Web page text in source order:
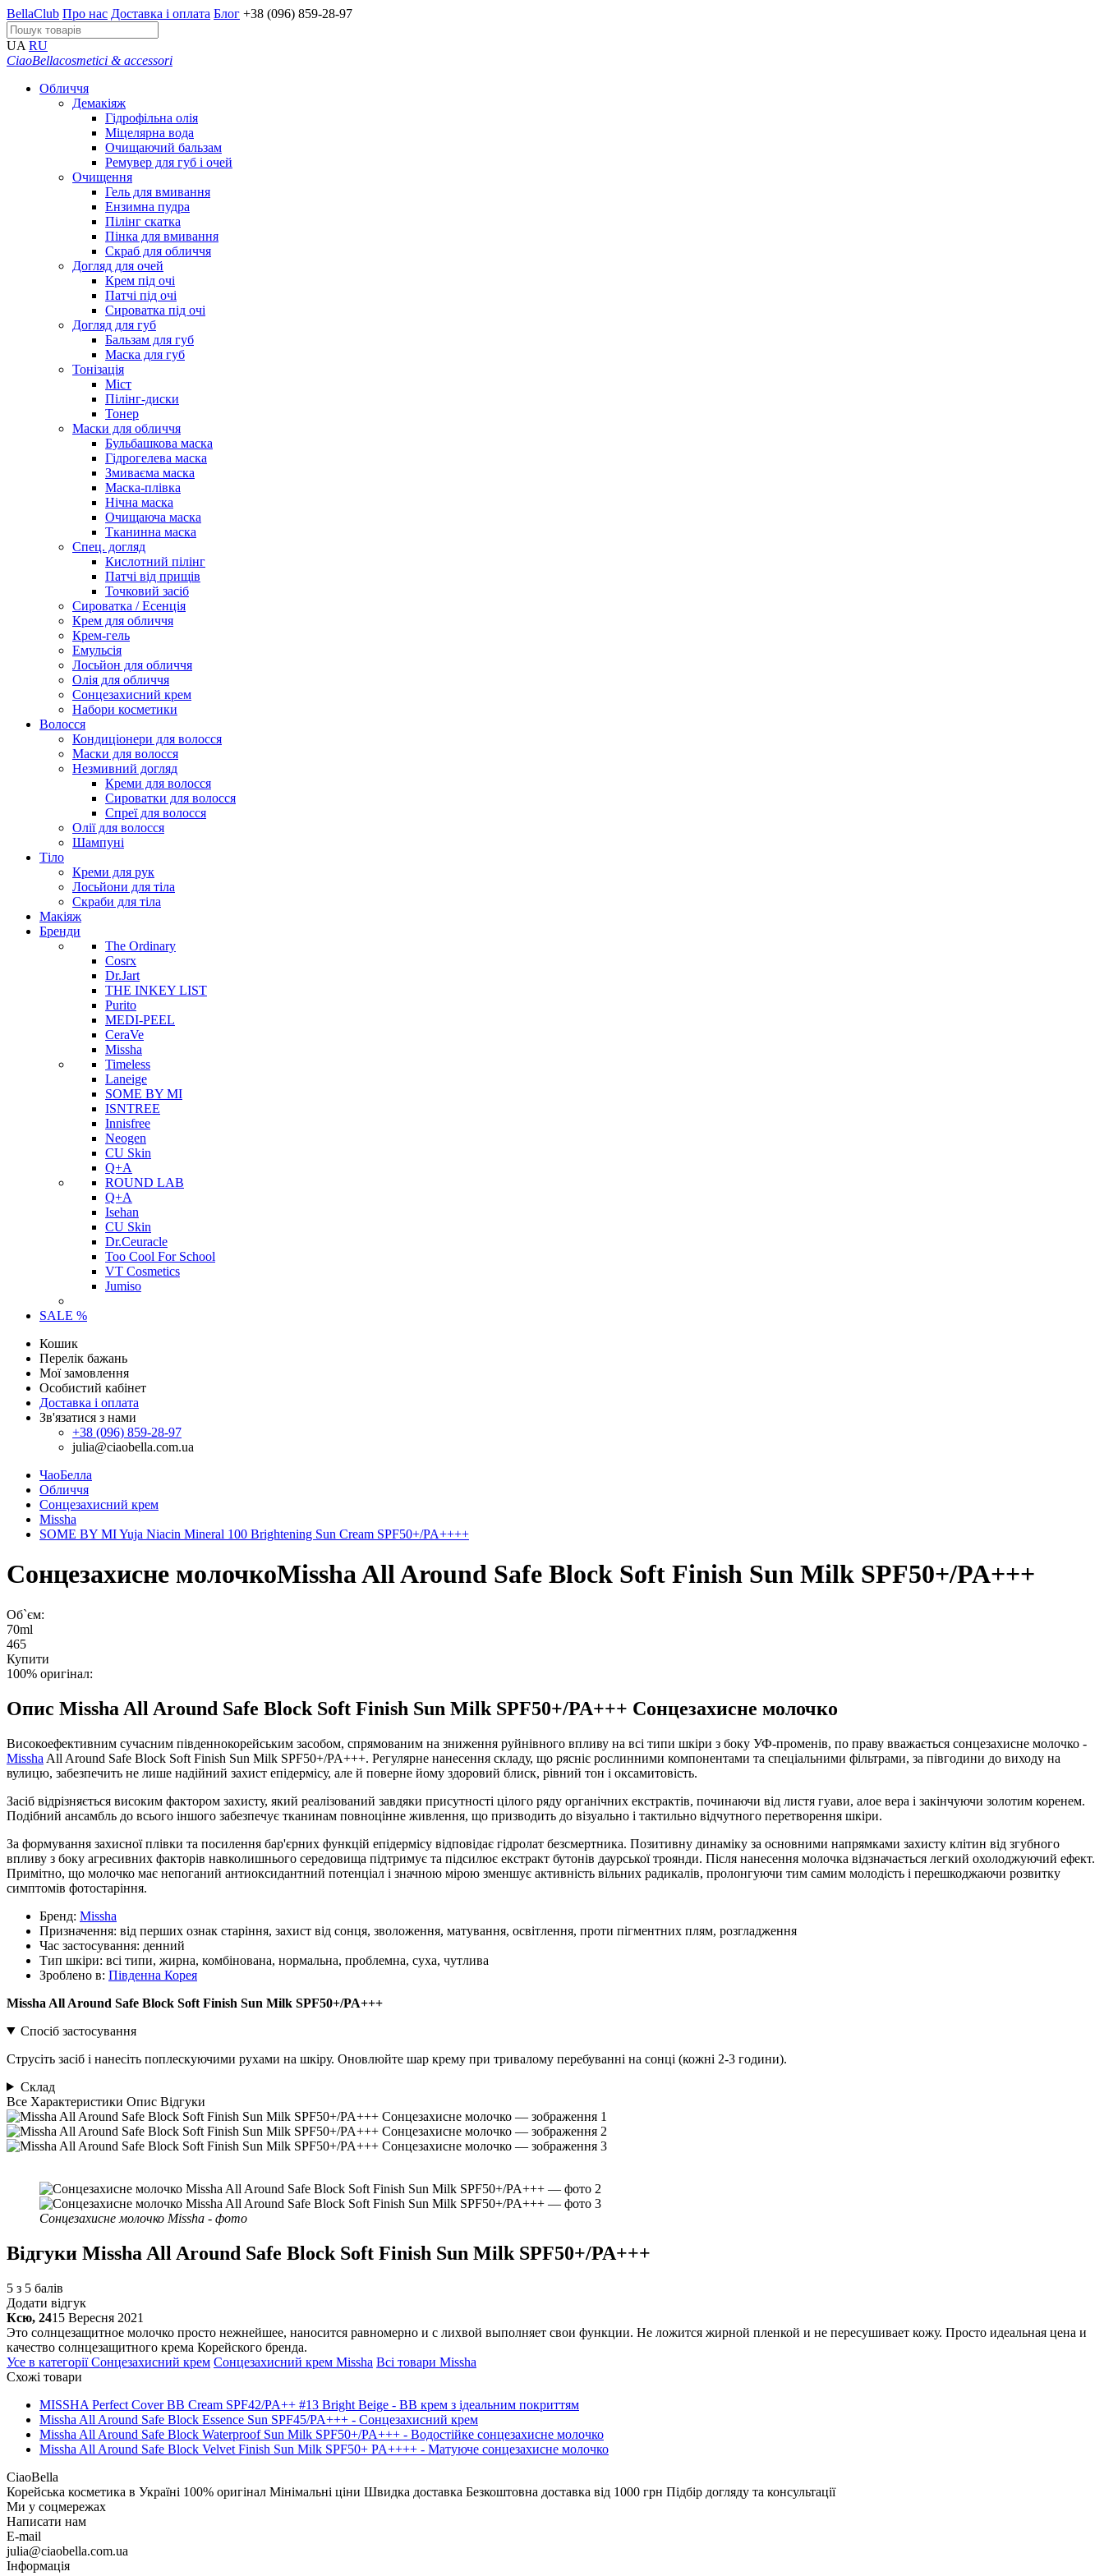
BellaClub Про нас Доставка і оплата Блог +38 (096) 859-28-97
UA RU
CiaoBellacosmetici & accessori
Обличчя
Демакіяж
Гідрофільна олія
Міцелярна вода
Очищаючий бальзам
Ремувер для губ і очей
Очищення
Гель для вмивання
Ензимна пудра
Пілінг скатка
Пінка для вмивання
Скраб для обличчя
Догляд для очей
Крем під очі
Патчі під очі
Сироватка під очі
Догляд для губ
Бальзам для губ
Маска для губ
Тонізація
Міст
Пілінг-диски
Тонер
Маски для обличчя
Бульбашкова маска
Гідрогелева маска
Змиваєма маска
Маска-плівка
Нічна маска
Очищаюча маска
Тканинна маска
Спец. догляд
Кислотний пілінг
Патчі від прищів
Точковий засіб
Сироватка / Есенція
Крем для обличчя
Крем-гель
Емульсія
Лосьйон для обличчя
Олія для обличчя
Сонцезахисний крем
Набори косметики
Волосся
Кондиціонери для волосся
Маски для волосся
Незмивний догляд
Креми для волосся
Сироватки для волосся
Спреї для волосся
Олії для волосся
Шампуні
Тіло
Креми для рук
Лосьйони для тіла
Скраби для тіла
Макіяж
Бренди
The Ordinary
Cosrx
Dr.Jart
THE INKEY LIST
Purito
MEDI-PEEL
CeraVe
Missha
Timeless
Laneige
SOME BY MI
ISNTREE
Innisfree
Neogen
CU Skin
Q+A
ROUND LAB
Q+A
Isehan
CU Skin
Dr.Ceuracle
Too Cool For School
VT Cosmetics
Jumiso
SALE %
Кошик
Перелік бажань
Мої замовлення
Особистий кабінет
Доставка і оплата
Зв'язатися з нами
+38 (096) 859-28-97
julia@ciaobella.com.ua
ЧаоБелла
Обличчя
Сонцезахисний крем
Missha
SOME BY MI Yuja Niacin Mineral 100 Brightening Sun Cream SPF50+/PA++++
Сонцезахисне молочкоMissha All Around Safe Block Soft Finish Sun Milk SPF50+/PA+++
Об`єм:
70ml
465
Купити
100% оригінал:
Опис Missha All Around Safe Block Soft Finish Sun Milk SPF50+/PA+++ Сонцезахисне молочко
Високоефективним сучасним південнокорейським засобом, спрямованим на зниження руйнівного впливу на всі типи шкіри з боку УФ-променів, по праву вважається сонцезахисне молочко -
Missha All Around Safe Block Soft Finish Sun Milk SPF50+/PA+++. Регулярне нанесення складу, що рясніє рослинними компонентами та спеціальними фільтрами, за півгодини до виходу на
вулицю, забезпечить не лише надійний захист епідермісу, але й поверне йому здоровий блиск, рівний тон і оксамитовість.
Засіб відрізняється високим фактором захисту, який реалізований завдяки присутності цілого ряду органічних екстрактів, починаючи від листя гуави, алое вера і закінчуючи золотим коренем.
Подібний ансамбль до всього іншого забезпечує тканинам повноцінне живлення, що призводить до візуально і тактильно відчутного перетворення шкіри.
За формування захисної плівки та посилення бар'єрних функцій епідермісу відповідає гідролат безсмертника. Позитивну динаміку за основними напрямками захисту клітин від згубного
впливу з боку агресивних факторів навколишнього середовища підтримує та підсилює екстракт бутонів даурської троянди. Після нанесення молочка відзначається легкий охолоджуючий ефект.
Примітно, що молочко має непоганий антиоксидантний потенціал і значною мірою зменшує активність вільних радикалів, пролонгуючи тим самим молодість і перешкоджаючи розвитку
симптомів фотостаріння.
Бренд: Missha
Призначення: від перших ознак старіння, захист від сонця, зволоження, матування, освітлення, проти пігментних плям, розгладження
Час застосування: денний
Тип шкіри: всі типи, жирна, комбінована, нормальна, проблемна, суха, чутлива
Зроблено в: Південна Корея
Missha All Around Safe Block Soft Finish Sun Milk SPF50+/PA+++
Спосіб застосування
Струсіть засіб і нанесіть поплескуючими рухами на шкіру. Оновлюйте шар крему при тривалому перебуванні на сонці (кожні 2-3 години).
Склад
Все Характеристики Опис Відгуки
Сонцезахисне молочко Missha - фото
Відгуки Missha All Around Safe Block Soft Finish Sun Milk SPF50+/PA+++
5 з 5 балів
Додати відгук
Ксю, 2415 Вересня 2021
Это солнцезащитное молочко просто нежнейшее, наносится равномерно и с лихвой выполняет свои функции. Не ложится жирной пленкой и не пересушивает кожу. Просто идеальная цена и
качество солнцезащитного крема Корейского бренда.
Усе в категоріїСонцезахисний крем Сонцезахисний крем Missha Всі товари Missha
Схожі товари
MISSHA Perfect Cover BB Cream SPF42/PA++ #13 Bright Beige - BB крем з ідеальним покриттям
Missha All Around Safe Block Essence Sun SPF45/PA+++ - Сонцезахисний крем
Missha All Around Safe Block Waterproof Sun Milk SPF50+/PA+++ - Водостійке сонцезахисне молочко
Missha All Around Safe Block Velvet Finish Sun Milk SPF50+ PA++++ - Матуюче сонцезахисне молочко
CiaoBella
Корейська косметика в Україні 100% оригінал Мінімальні ціни Швидка доставка Безкоштовна доставка від 1000 грн Підбір догляду та консультації
Ми у соцмережах
Написати нам
E-mail
julia@ciaobella.com.ua
Інформація